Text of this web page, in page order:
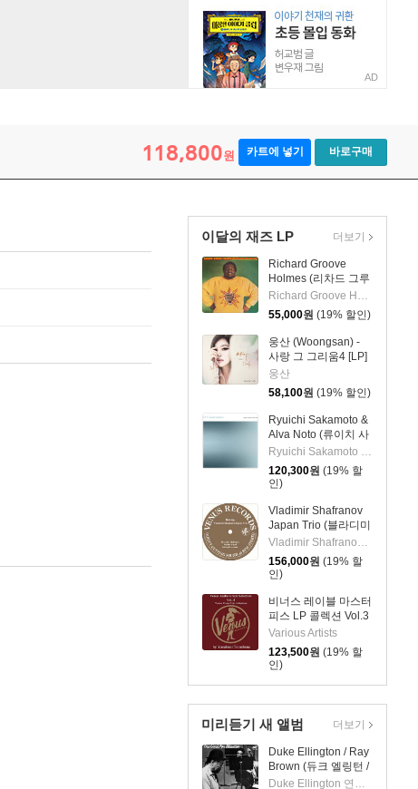
AD
118,800원 카트에 넣기 바로구매
이달의 재즈 LP
Richard Groove
Holmes (리차드 그루
브 홈스) - Six Million
Dollar Man [LP]
Richard Groove Holmes
55,000원 (19% 할인)
웅산 (Woongsan) -
사랑 그 그리움4 [LP]
웅산
58,100원 (19% 할인)
Ryuichi Sakamoto &
Alva Noto (류이치 사
카모토 & 알바 노토) -
12 Conversations
[2LP]
Ryuichi Sakamoto & Alva Noto
120,300원 (19% 할
인)
Vladimir Shafranov
Japan Trio (블라디미
르 샤프라노프 재팬
트리오) - Bolivia
[2LP]
Vladimir Shafranov Japan Trio
156,000원 (19% 할
인)
비너스 레이블 마스터
피스 LP 콜렉션 Vol.3
(Venus Audio Grade
Records Selection
Vol. 3 by Yasukuni
Terashima) [2LP]
Various Artists
123,500원 (19% 할
인)
더보기
미리듣기 새 앨범
Duke Ellington / Ray
Brown (듀크 엘링턴 /
레이 브라운) - This Duke Ellington 연주 외 1명
더보기